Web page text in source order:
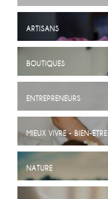
ARTISANS
BOUTIQUES
ENTREPRENEURS
MIEUX VIVRE - BIEN-ÊTRE
NATURE